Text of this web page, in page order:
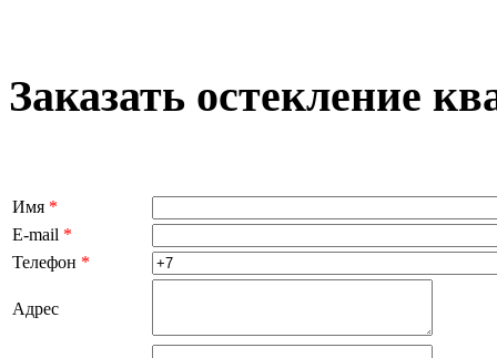
Заказать остекление
Имя *
E-mail *
Телефон *
Адрес